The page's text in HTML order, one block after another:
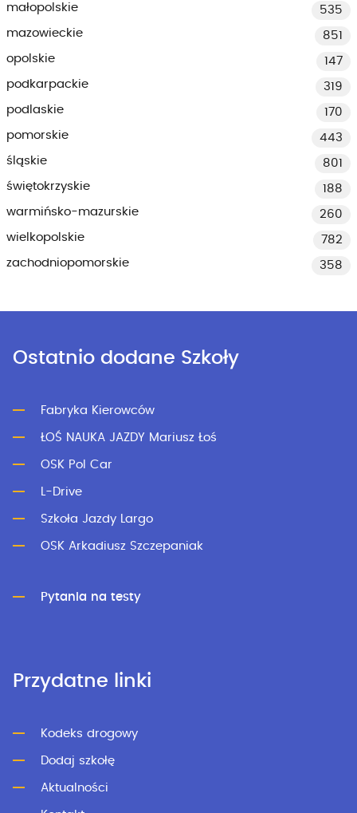
małopolskie
535
mazowieckie
851
opolskie
147
podkarpackie
319
podlaskie
170
pomorskie
443
śląskie
801
świętokrzyskie
188
warmińsko-mazurskie
260
wielkopolskie
782
zachodniopomorskie
358
Ostatnio dodane Szkoły
Fabryka Kierowców
ŁOŚ NAUKA JAZDY Mariusz Łoś
OSK Pol Car
L-Drive
Szkoła Jazdy Largo
OSK Arkadiusz Szczepaniak
Pytania na testy
Przydatne linki
Kodeks drogowy
Dodaj szkołę
Aktualności